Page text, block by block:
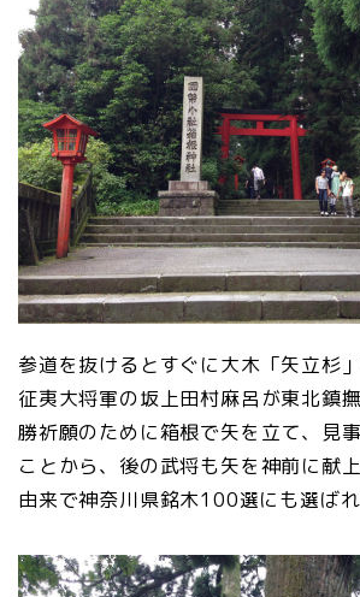
参道を抜けるとすぐに大木「矢立杉
征夷大将軍の坂上田村麻呂が東北鎮
勝祈願のために箱根で矢を立て、見
ことから、後の武将も矢を神前に献
由来で神奈川県銘木100選にも選ばれ